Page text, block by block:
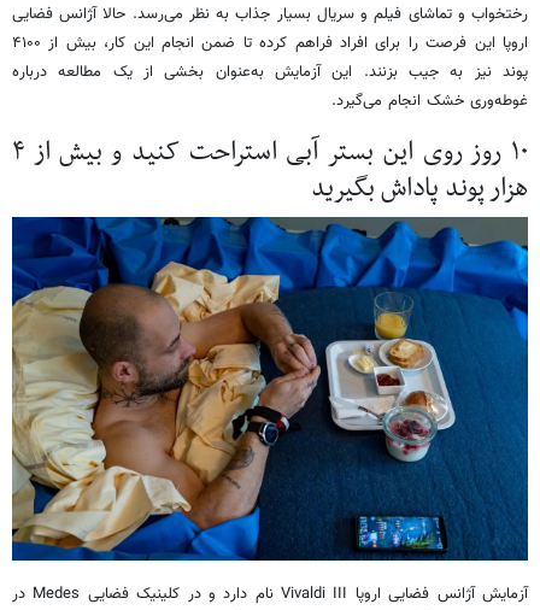
رختخواب و تماشای فیلم و سریال بسیار جذاب به نظر می‌رسد. حالا آژانس فضایی
اروپا این فرصت را برای افراد فراهم کرده تا ضمن انجام این کار، بیش از ۴۱۰۰
پوند نیز به جیب بزنند. این آزمایش به‌عنوان بخشی از یک مطالعه درباره
غوطه‌وری خشک انجام می‌گیرد.
۱۰ روز روی این بستر آبی استراحت کنید و بیش از ۴
هزار پوند پاداش بگیرید
آزمایش آژانس فضایی اروپا Vivaldi III نام دارد و در کلینیک فضایی Medes در